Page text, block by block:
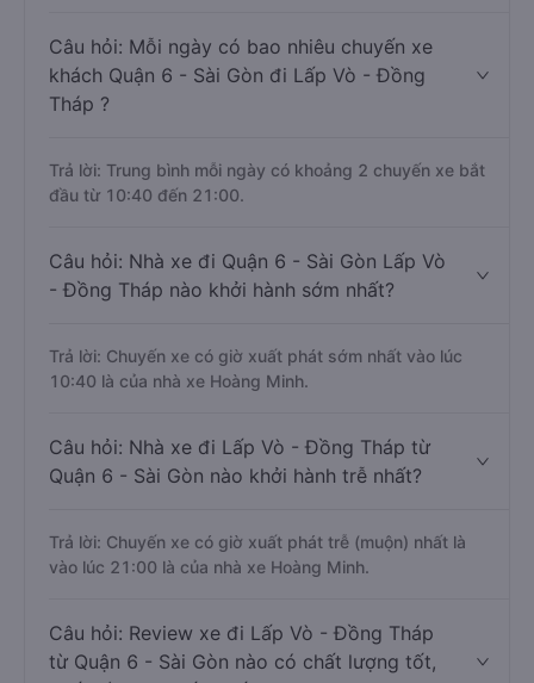
Câu hỏi: Mỗi ngày có bao nhiêu chuyến xe
khách Quận 6 - Sài Gòn đi Lấp Vò - Đồng
Tháp ?
Trả lời: Trung bình mỗi ngày có khoảng 2 chuyến xe bắt
đầu từ 10:40 đến 21:00.
Câu hỏi: Nhà xe đi Quận 6 - Sài Gòn Lấp Vò
- Đồng Tháp nào khởi hành sớm nhất?
Trả lời: Chuyến xe có giờ xuất phát sớm nhất vào lúc
10:40 là của nhà xe Hoàng Minh.
Câu hỏi: Nhà xe đi Lấp Vò - Đồng Tháp từ
Quận 6 - Sài Gòn nào khởi hành trễ nhất?
Trả lời: Chuyến xe có giờ xuất phát trễ (muộn) nhất là
vào lúc 21:00 là của nhà xe Hoàng Minh.
Câu hỏi: Review xe đi Lấp Vò - Đồng Tháp
từ Quận 6 - Sài Gòn nào có chất lượng tốt,